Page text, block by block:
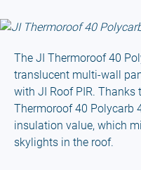
The JI Thermoroof 40
translucent multi-wall
with JI Roof PIR. Thanks
Thermoroof 40 Polycarb
insulation value, which
skylights in the roof.